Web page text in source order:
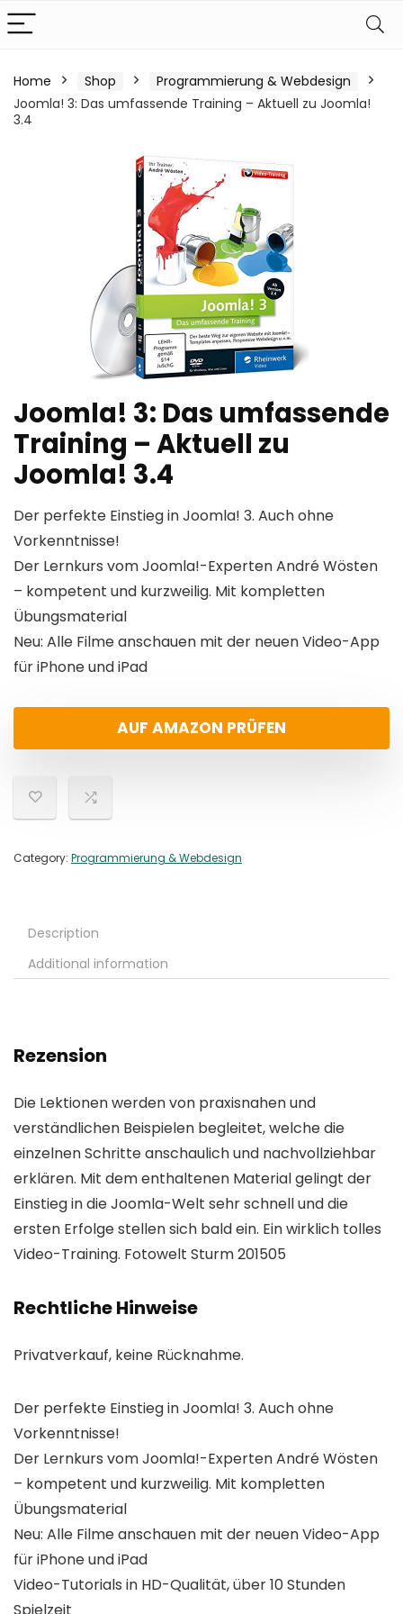
Home Shop
Programmierung & Webdesign
Joomla! 3: Das umfassende Training – Aktuell zu Joomla!
3.4
Joomla! 3: Das umfassende
Training – Aktuell zu
Joomla! 3.4
Der perfekte Einstieg in Joomla! 3. Auch ohne
Vorkenntnisse!
Der Lernkurs vom Joomla!-Experten André Wösten
– kompetent und kurzweilig. Mit kompletten
Übungsmaterial
Neu: Alle Filme anschauen mit der neuen Video-App
für iPhone und iPad
AUF AMAZON PRÜFEN
Category: Programmierung & Webdesign
Description
Additional information
Rezension
Die Lektionen werden von praxisnahen und
verständlichen Beispielen begleitet, welche die
einzelnen Schritte anschaulich und nachvollziehbar
erklären. Mit dem enthaltenen Material gelingt der
Einstieg in die Joomla-Welt sehr schnell und die
ersten Erfolge stellen sich bald ein. Ein wirklich tolles
Video-Training. Fotowelt Sturm 201505
Rechtliche Hinweise
Privatverkauf, keine Rücknahme.
Der perfekte Einstieg in Joomla! 3. Auch ohne
Vorkenntnisse!
Der Lernkurs vom Joomla!-Experten André Wösten
– kompetent und kurzweilig. Mit kompletten
Übungsmaterial
Neu: Alle Filme anschauen mit der neuen Video-App
für iPhone und iPad
Video-Tutorials in HD-Qualität, über 10 Stunden